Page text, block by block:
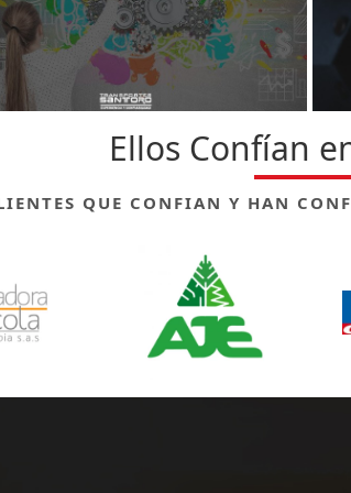
Ellos Confían
QUE CONFIAN Y HAN